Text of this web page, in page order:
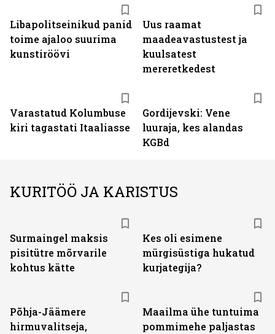
Libapolitseinikud panid
toime ajaloo suurima
kunstiröövi
Uus raamat
maadeavastustest ja
kuulsatest
mereretkedest
Varastatud Kolumbuse
kiri tagastati Itaaliasse
Gordijevski: Vene
luuraja, kes alandas
KGBd
KURITÖÖ JA KARISTUS
Surmaingel maksis
pisitütre mõrvarile
kohtus kätte
Kes oli esimene
mürgisüstiga hukatud
kurjategija?
Põhja-Jäämere
hirmuvalitseja,
Maailma ühe tuntuima
pommimehe paljastas